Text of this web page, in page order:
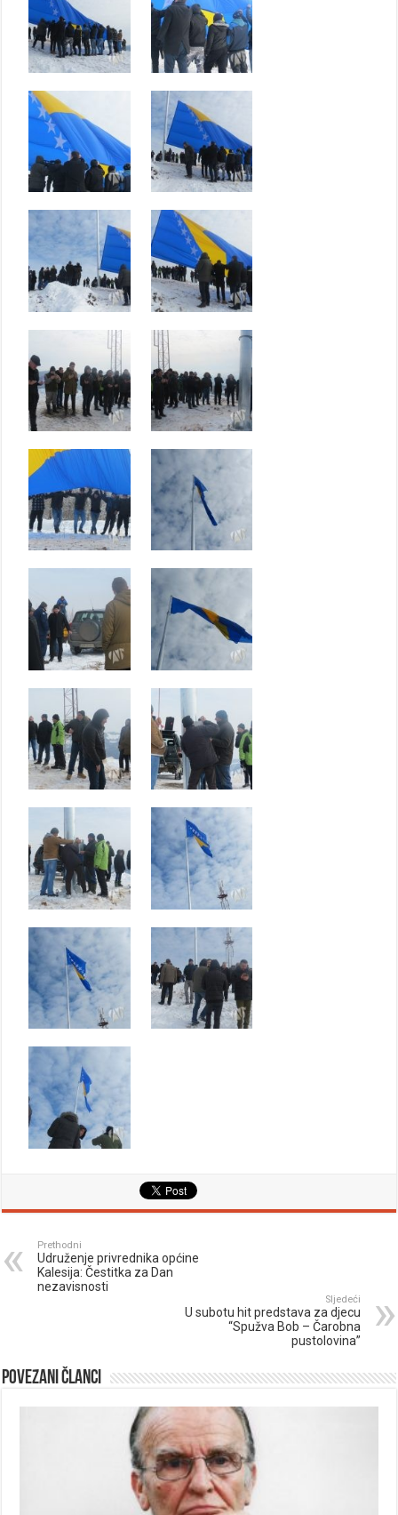
Prethodni
Udruženje privrednika općine
Kalesija: Čestitka za Dan
nezavisnosti
Sljedeći
U subotu hit predstava za djecu
“Spužva Bob – Čarobna
pustolovina”
Povezani članci